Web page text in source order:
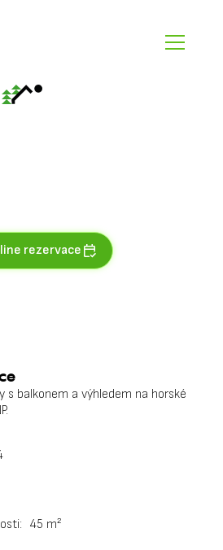
rezervace
s balkonem a výhledem na horské
45 m²